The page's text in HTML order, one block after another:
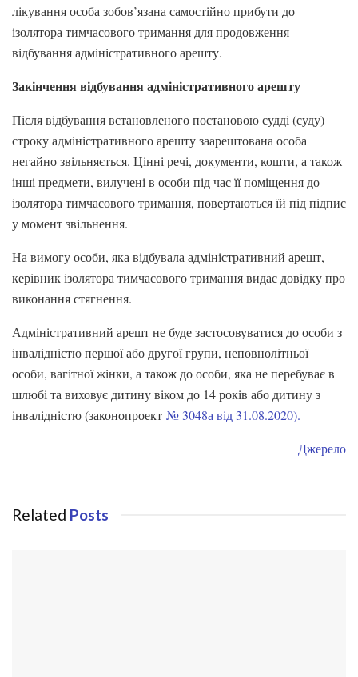
лікування особа зобов’язана самостійно прибути до
ізолятора тимчасового тримання для продовження
відбування адміністративного арешту.
Закінчення відбування адміністративного арешту
Після відбування встановленого постановою судді (суду)
строку адміністративного арешту заарештована особа
негайно звільняється. Цінні речі, документи, кошти, а також
інші предмети, вилучені в особи під час її поміщення до
ізолятора тимчасового тримання, повертаються їй під підпис
у момент звільнення.
На вимогу особи, яка відбувала адміністративний арешт,
керівник ізолятора тимчасового тримання видає довідку про
виконання стягнення.
Адміністративний арешт не буде застосовуватися до особи з
інвалідністю першої або другої групи, неповнолітньої
особи, вагітної жінки, а також до особи, яка не перебуває в
шлюбі та виховує дитину віком до 14 років або дитину з
інвалідністю (законопроект № 3048а від 31.08.2020).
Джерело
Related Posts